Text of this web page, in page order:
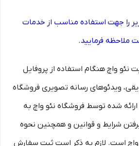
زیر را جهت استفاده مناسب از خدمات
ملاحظه فرمایید.
نئو واچ هنگام استفاده از پروفایل
ویدئوهای رسانه تصویری فروشگاه
شده توسط فروشگاه نئو واچ به
شرایط و قوانین و همچنین نحوه
واچ است. لازم به ذکر است ثبت سفارش